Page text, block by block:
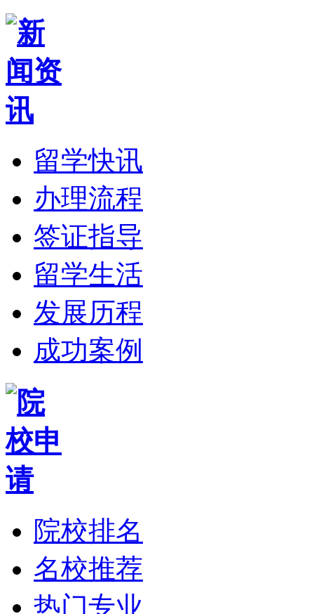
留学快讯
办理流程
签证指导
留学生活
发展历程
成功案例
院校排名
名校推荐
热门专业